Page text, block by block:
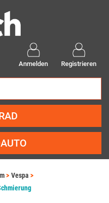
Anmelden Registrieren
Vespa